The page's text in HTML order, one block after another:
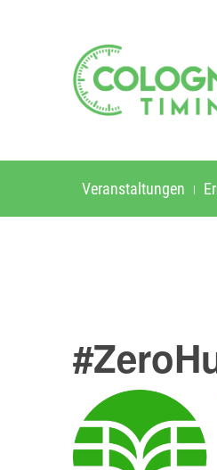
Veranstaltungen